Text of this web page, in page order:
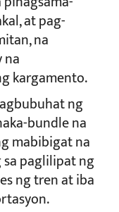
at pag-
na
na
kargamento.
ng
bundle na
mabibigat na
paglilipat ng
ng tren at iba